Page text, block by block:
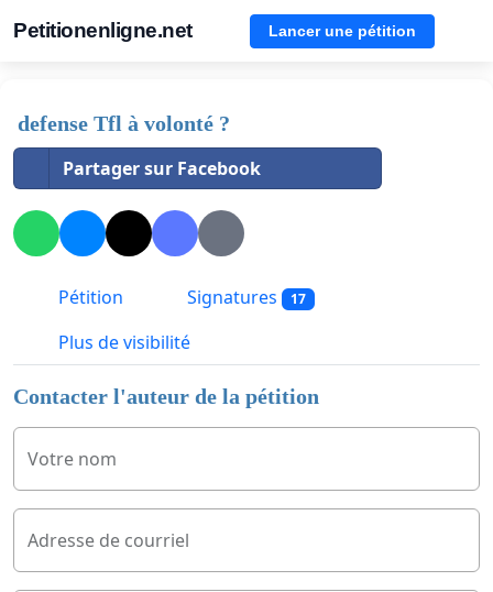
Petitionenligne.net Lancer une pétition
defense Tfl à volonté ?
Partager sur Facebook
Pétition Signatures 17
Plus de visibilité
Contacter l'auteur de la pétition
Votre nom
Adresse de courriel